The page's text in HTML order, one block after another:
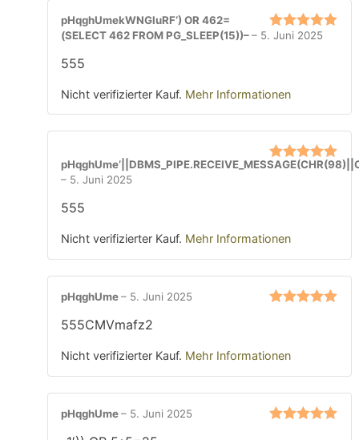
Bewertet mit
pHqghUmekWNGluRF‘) OR 462=
(SELECT 462 FROM PG_SLEEP(15))–– 5. Juni 2025
555
Nicht verifizierter Kauf. Mehr Informationen
Bewertet mit
– 5. Juni 2025
555
Nicht verifizierter Kauf. Mehr Informationen
pHqghUme– 5. Juni 2025
555CMVmafz2
Nicht verifizierter Kauf. Mehr Informationen
pHqghUme– 5. Juni 2025